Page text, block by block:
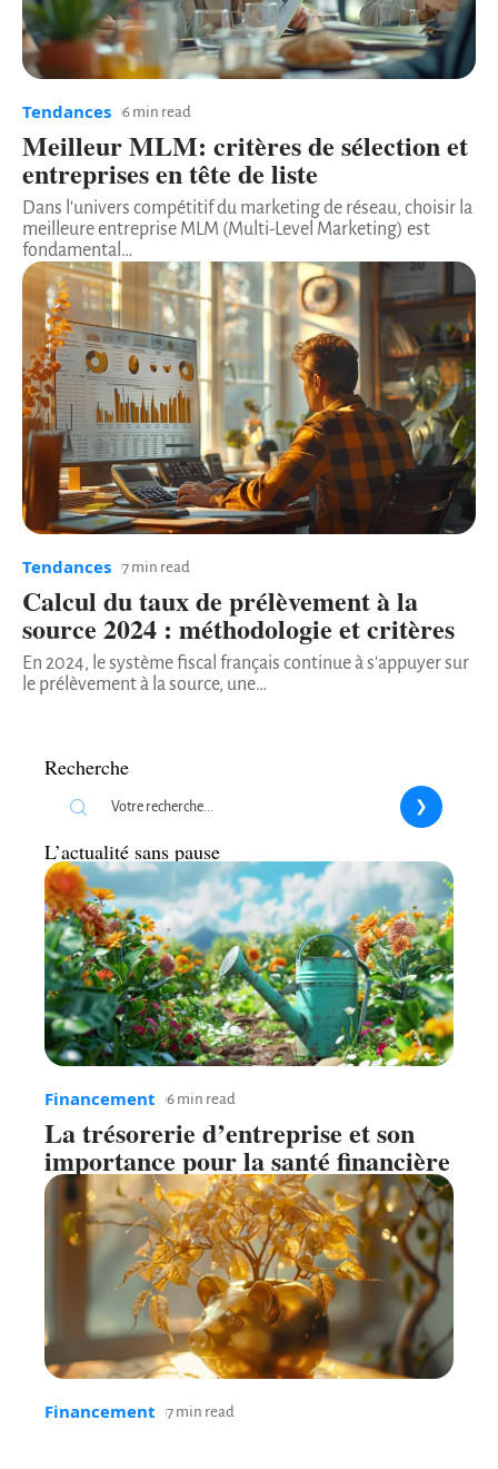
Tendances 6 min read
Meilleur MLM: critères de sélection et
entreprises en tête de liste
Dans l'univers compétitif du marketing de réseau, choisir la
meilleure entreprise MLM (Multi-Level Marketing) est
fondamental …
Tendances 7 min read
Calcul du taux de prélèvement à la
source 2024 : méthodologie et critères
En 2024, le système fiscal français continue à s'appuyer sur
le prélèvement à la source, une…
Recherche
L’actualité sans pause
Financement 6 min read
La trésorerie d’entreprise et son
importance pour la santé financière
Financement 7 min read